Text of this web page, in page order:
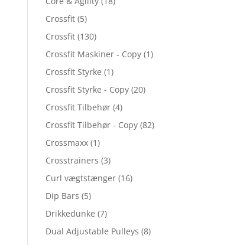
Crossfit (5)
Crossfit (130)
Crossfit Maskiner - Copy (1)
Crossfit Styrke (1)
Crossfit Styrke - Copy (20)
Crossfit Tilbehør (4)
Crossfit Tilbehør - Copy (82)
Crossmaxx (1)
Crosstrainers (3)
Curl vægtstænger (16)
Dip Bars (5)
Drikkedunke (7)
Dual Adjustable Pulleys (8)